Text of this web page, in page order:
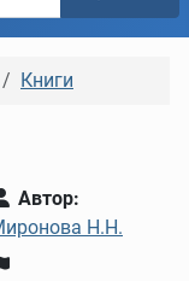
Книги
Автор:
Н.Н.